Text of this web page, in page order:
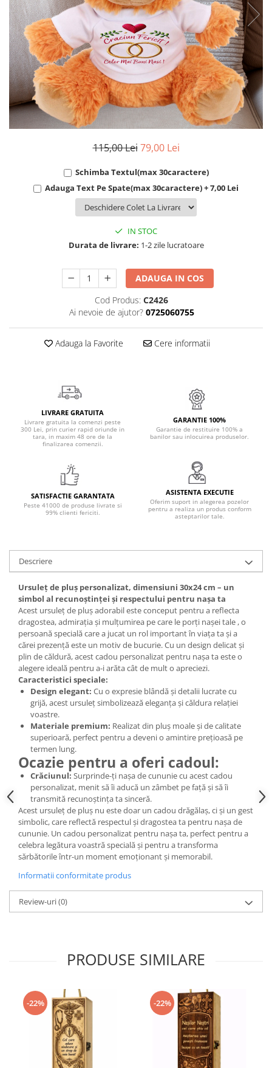
Cadouri Fiu/Fiică
Cadouri Bunici
Cadouri Cumnați
Cadouri Pisici/Câini
Cadouri Meserii&Hobby
Cadouri Apicultori
Cadouri Avocati/Juristi
Cadouri Doctori/Asistente
Cadouri Farmacisti
Cadouri Motociclisti
Cadouri Stomatologi
Cadouri Vanatori/Padurari
Cadre Didactice
115,00 Lei 79,00 Lei
Schimba Textul(max 30caractere)
Adauga Text Pe Spate(max 30caractere) + 7,00 Lei
IN STOC
Durata de livrare: 1-2 zile lucratoare
ADAUGA IN COS
Cod Produs: C2426
Ai nevoie de ajutor? 0725060755
Adauga la Favorite Cere informatii
LIVRARE GRATUITA
Livrare gratuita la comenzi peste
300 Lei, prin curier rapid oriunde in
tara, in maxim 48 ore de la
finalizarea comenzii.
GARANTIE 100%
Garantie de restituire 100% a
banilor sau inlocuirea produselor.
SATISFACTIE GARANTATA
Peste 41000 de produse livrate si
99% clienti fericiti.
ASISTENTA EXECUTIE
Oferim suport in alegerea pozelor
pentru a realiza un produs conform
asteptarilor tale.
Descriere
Ursuleț de pluș personalizat, dimensiuni 30x24 cm – un
simbol al recunoștinței și respectului pentru nașa ta
Acest ursuleț de pluș adorabil este conceput pentru a reflecta
dragostea, admirația și mulțumirea pe care le porți nașei tale , o
persoană specială care a jucat un rol important în viața ta și a
cărei prezență este un motiv de bucurie. Cu un design delicat și
plin de căldură, acest cadou personalizat pentru nașa ta este o
alegere ideală pentru a-i arăta cât de mult o apreciezi.
Caracteristici speciale:
Design elegant: Cu o expresie blândă și detalii lucrate cu
grijă, acest ursuleț simbolizează eleganța și căldura relației
voastre.
Materiale premium: Realizat din pluș moale și de calitate
superioară, perfect pentru a deveni o amintire prețioasă pe
termen lung.
Ocazie pentru a oferi cadoul:
Crăciunul: Surprinde-ți nașa de cununie cu acest cadou
personalizat, menit să îi aducă un zâmbet pe față și să îi
transmită recunoștința ta sinceră.
Acest ursuleț de pluș nu este doar un cadou drăgălaș, ci și un gest
simbolic, care reflectă respectul și dragostea ta pentru nașa de
cununie. Un cadou personalizat pentru nașa ta, perfect pentru a
celebra legătura voastră specială și pentru a transforma
sărbătorile într-un moment emoționant și memorabil.
Informatii conformitate produs
Review-uri(0)
PRODUSE SIMILARE
-22% -22%